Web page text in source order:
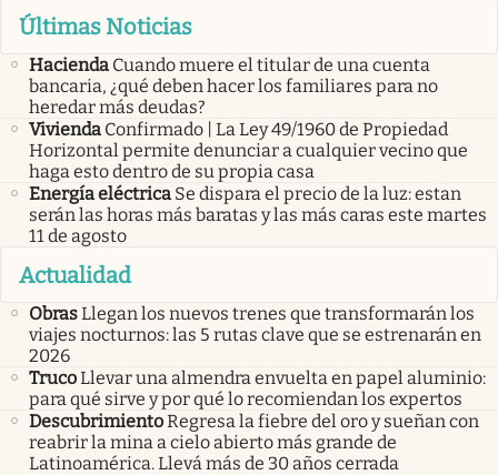
Últimas Noticias
Hacienda Cuando muere el titular de una cuenta
bancaria, ¿qué deben hacer los familiares para no
heredar más deudas?
Vivienda Confirmado | La Ley 49/1960 de Propiedad
Horizontal permite denunciar a cualquier vecino que
haga esto dentro de su propia casa
Energía eléctrica Se dispara el precio de la luz: estan
serán las horas más baratas y las más caras este martes
11 de agosto
Actualidad
ObrasLlegan los nuevos trenes que transformarán los
viajes nocturnos: las 5 rutas clave que se estrenarán en
2026
TrucoLlevar una almendra envuelta en papel aluminio:
para qué sirve y por qué lo recomiendan los expertos
DescubrimientoRegresa la fiebre del oro y sueñan con
reabrir la mina a cielo abierto más grande de
Latinoamérica. Llevá más de 30 años cerrada